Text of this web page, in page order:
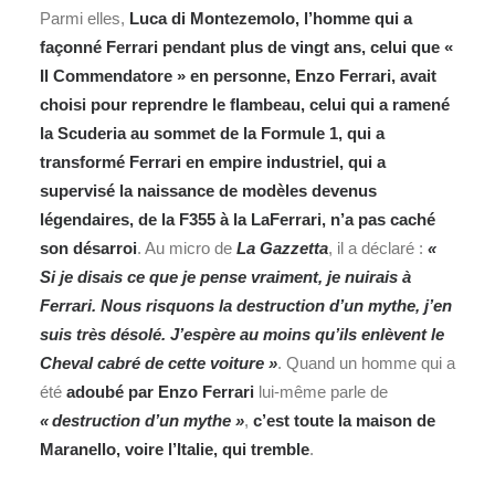
Parmi elles, Luca di Montezemolo, l’homme qui a
façonné Ferrari pendant plus de vingt ans, celui que «
Il Commendatore » en personne, Enzo Ferrari, avait
choisi pour reprendre le flambeau, celui qui a ramené
la Scuderia au sommet de la Formule 1, qui a
transformé Ferrari en empire industriel, qui a
supervisé la naissance de modèles devenus
légendaires, de la F355 à la LaFerrari, n’a pas caché
son désarroi. Au micro de La Gazzetta, il a déclaré : «
Si je disais ce que je pense vraiment, je nuirais à
Ferrari. Nous risquons la destruction d’un mythe, j’en
suis très désolé. J’espère au moins qu’ils enlèvent le
Cheval cabré de cette voiture ». Quand un homme qui a
été adoubé par Enzo Ferrari lui‑même parle de
« destruction d’un mythe », c’est toute la maison de
Maranello, voire l’Italie, qui tremble.